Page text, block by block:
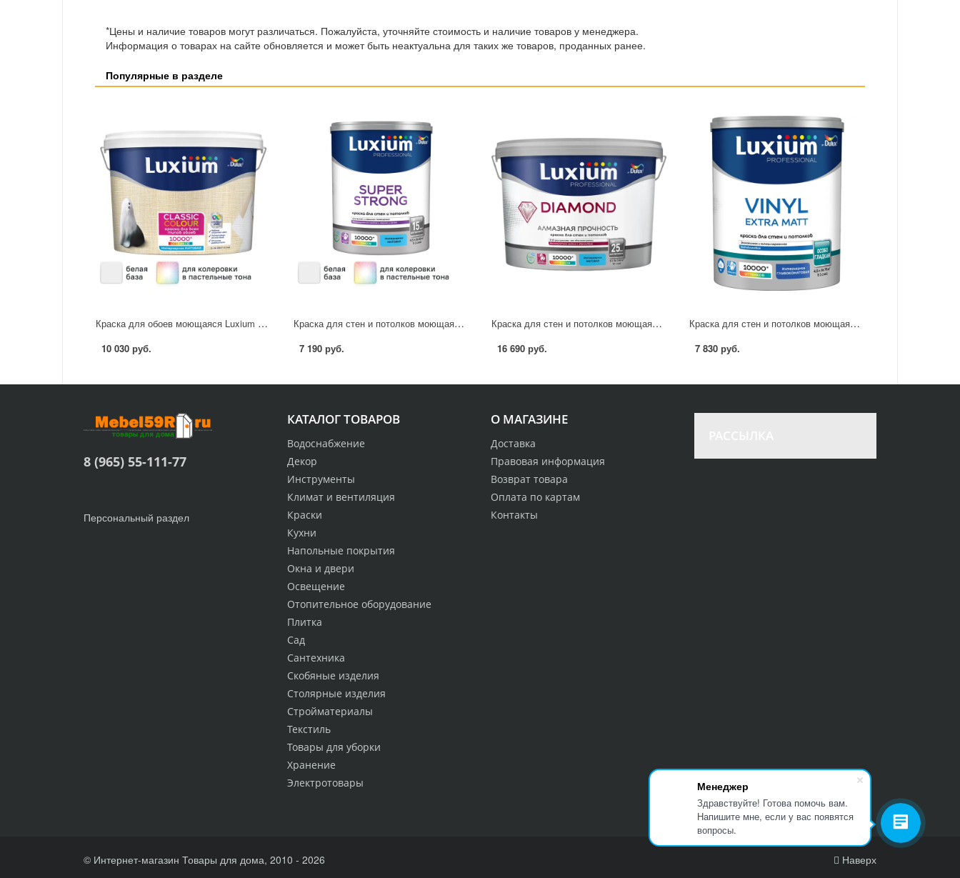
Менеджер
Здравствуйте! Готова помочь вам.
Напишите мне, если у вас появятся
вопросы.
*Цены и наличие товаров могут различаться. Пожалуйста, уточняйте стоимость и наличие товаров у менеджера.
Информация о товарах на сайте обновляется и может быть неактуальна для таких же товаров, проданных ранее.
Популярные в разделе
Краска для обоев моющаяся Luxium Classic Colour матовая цвет белый база BW 9 л
10 030 руб.
Краска для стен и потолков моющаяся Luxium Super Strong матовая цвет белый база BW 4.5 л
7 190 руб.
Краска для стен и потолков моющаяся Luxium Diamond матовая цвет белый база BW 9 л
16 690 руб.
Краска для стен и потолков моющаяся Luxium Vinyl Extra Matt глубокоматовая цвет белый база BW 4.5 л
7 830 руб.
О МАГАЗИНЕ
Доставка
Правовая информация
Возврат товара
Оплата по картам
Контакты
КАТАЛОГ ТОВАРОВ
Водоснабжение
Декор
Инструменты
Климат и вентиляция
Краски
Кухни
Напольные покрытия
Окна и двери
Освещение
Отопительное оборудование
Плитка
Сад
Сантехника
Скобяные изделия
Столярные изделия
Стройматериалы
Текстиль
Товары для уборки
Хранение
Электротовары
8 (965) 55-111-77
Персональный раздел
© Интернет-магазин Товары для дома, 2010 - 2026 Наверх